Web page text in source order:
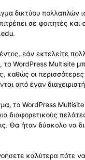
δικτύου πολλαπλών
σε φοιτητές
εάν εκτελείτε
το WordPress Multisite
καθώς οι
από έναν
το WordPress
διαφορετικούς
Θα ήταν δύσκολο να
καλύτερα πότε